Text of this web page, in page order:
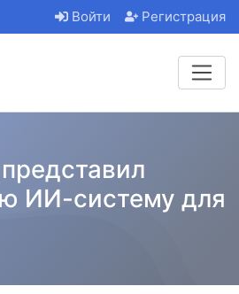
Войти Регистрация
ИИ-систему для